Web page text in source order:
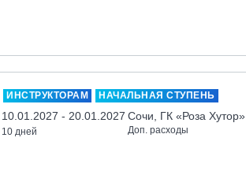
ИНСТРУКТОРАМ НАЧАЛЬНАЯ СТУПЕНЬ
10.01.2027 - 20.01.2027
10 дней
Сочи, ГК «Роза Хутор»
Доп. расходы